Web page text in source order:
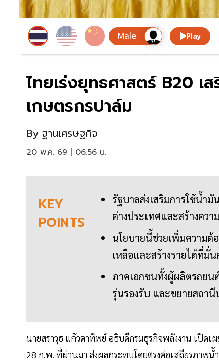
Play
ไทยเร่งยุทธศาสตร์ B20
เกษตรกรปาล์ม
By ฐานเศรษฐกิจ
20 พ.ค. 69 | 06:56 น.
KEY
POINTS
รัฐบาลส่งเสริมการใช้น้ำ
ต่างประเทศและสร้างคว
นโยบายนี้ช่วยเพิ่มความต้
เหลือและสร้างรายได้ที่มั่
ภาคเอกชนทั้งผู้ผลิตรถย
รุ่นรองรับ และขยายสถา
นายสราวุธ แก้วตาทิพย์ อธิบดีกรมธุรกิจพลังงาน เปิด
28 ก.พ. ที่ผ่านมา ส่งผลกระทบโดยตรงต่อเสถียรภาพ